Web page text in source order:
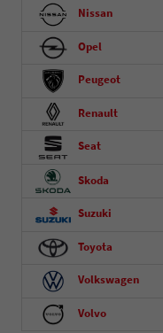
Nissan
Opel
Peugeot
Renault
Seat
Skoda
Suzuki
Toyota
Volkswagen
Volvo